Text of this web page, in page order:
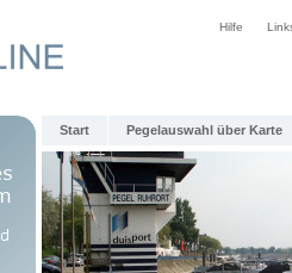
Hilfe
Start Pegelauswahl über Karte